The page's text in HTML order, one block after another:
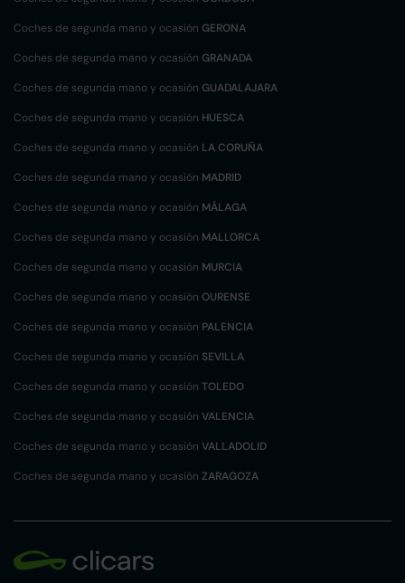
Coches de segunda mano y ocasión GERONA
Coches de segunda mano y ocasión GRANADA
Coches de segunda mano y ocasión GUADALAJARA
Coches de segunda mano y ocasión HUESCA
Coches de segunda mano y ocasión LA CORUÑA
Coches de segunda mano y ocasión MADRID
Coches de segunda mano y ocasión MÁLAGA
Coches de segunda mano y ocasión MALLORCA
Coches de segunda mano y ocasión MURCIA
Coches de segunda mano y ocasión OURENSE
Coches de segunda mano y ocasión PALENCIA
Coches de segunda mano y ocasión SEVILLA
Coches de segunda mano y ocasión TOLEDO
Coches de segunda mano y ocasión VALENCIA
Coches de segunda mano y ocasión VALLADOLID
Coches de segunda mano y ocasión ZARAGOZA